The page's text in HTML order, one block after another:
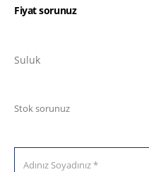
Fiyat sorunuz
Suluk
Stok sorunuz